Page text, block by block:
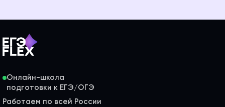
Онлайн-школа
Работаем по всей России